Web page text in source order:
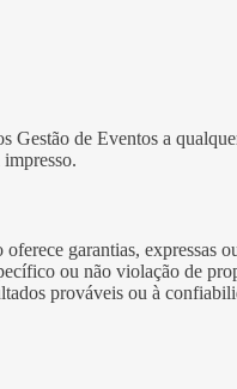
de Eventos a
garantias, expressas
ou não violação de
prováveis ​​ou à